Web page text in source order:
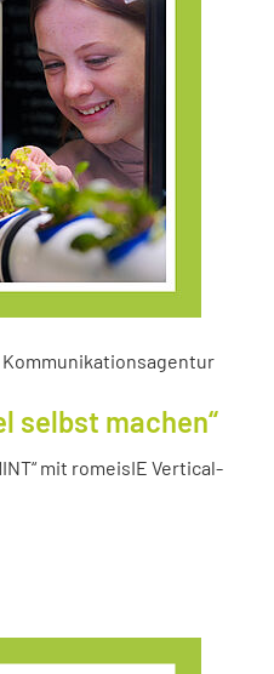
Kommunikationsagentur
selbst machen“
mit romeisIE Vertical-